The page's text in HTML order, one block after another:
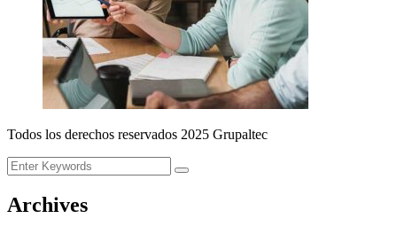
Todos los derechos reservados 2025 Grupaltec
Archives